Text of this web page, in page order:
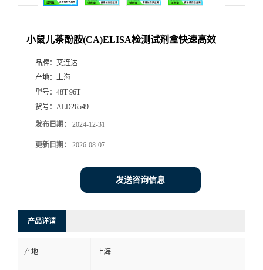
小鼠儿茶酚胺(CA)ELISA检测试剂盒快速高效
品牌： 艾连达
产地： 上海
型号： 48T 96T
货号： ALD26549
发布日期： 2024-12-31
更新日期： 2026-08-07
发送咨询信息
产品详请
产地 上海